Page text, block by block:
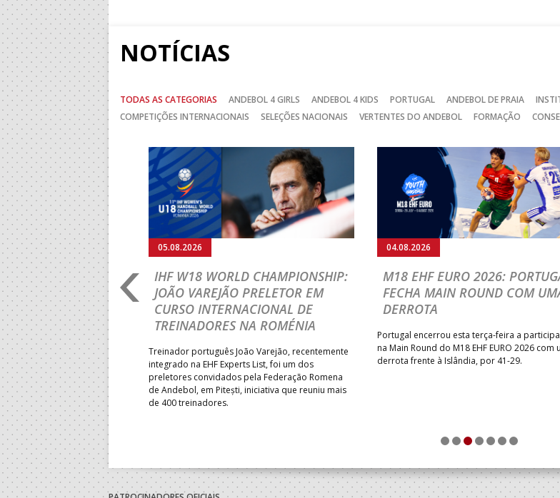
NOTÍCIAS
TODAS AS CATEGORIAS ANDEBOL 4 GIRLS ANDEBOL 4 KIDS PORTUGAL ANDEBOL DE PRAIA
COMPETIÇÕES INTERNACIONAIS
SELEÇÕES NACIONAIS VERTENTES DO ANDEBOL FORMAÇÃO
CHAMPIONSHIP:
FASE A
CUP
na fase de grupos da
mede forças com o
no primeiro embate dos
entre o 17.º e 32.º lugare do
sub-18 Feminino.
05.08.2026
IHF W18 WORLD CHAMPIONSHIP:
JOÃO VAREJÃO PRELETOR EM
CURSO INTERNACIONAL DE
TREINADORES NA ROMÉNIA
Treinador português João Varejão, recentemente
integrado na EHF Experts List, foi um dos
preletores convidados pela Federação Romena
de Andebol, em Pitești, iniciativa que reuniu mais
de 400 treinadores.
04.08.2026
M18 EHF EURO 2026:
FECHA MAIN ROUND COM
DERROTA
Portugal encerrou esta terça-feira a
na Main Round do M18 EHF EURO 2026 com
derrota frente à Islândia, por 41-29.
Anterior
1 2 3 4 5 6 7